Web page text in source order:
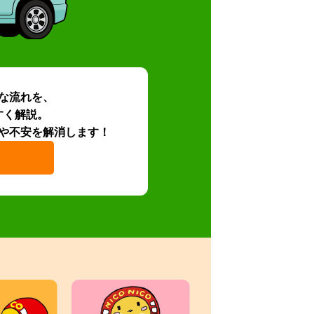
流れを、
解説。
不安を解消します！